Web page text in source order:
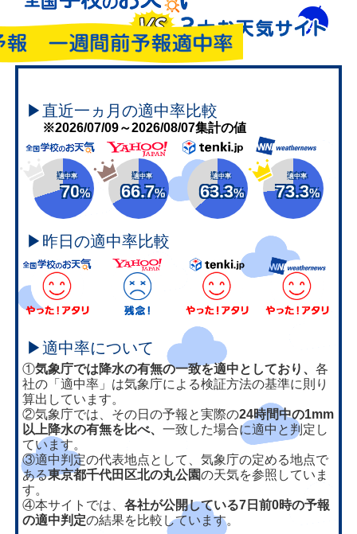
▶直近一ヵ月の適中率比較
※2026/07/09～2026/08/07集計の値
適中率
70%
適中率
66.7%
適中率
63.3%
適中率
73.3%
▶昨日の適中率比較
▶適中率について
①気象庁では降水の有無の一致を適中としており、各
社の「適中率」は気象庁による検証方法の基準に則り
算出しています。
②気象庁では、その日の予報と実際の24時間中の1mm
以上降水の有無を比べ、一致した場合に適中と判定し
ています。
③適中判定の代表地点として、気象庁の定める地点で
ある東京都千代田区北の丸公園の天気を参照していま
す。
④本サイトでは、各社が公開している7日前0時の予報
の適中判定の結果を比較しています。